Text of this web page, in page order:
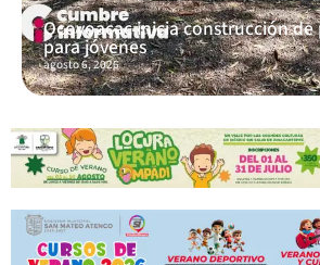
Ocoyoacac inicia construcción
para jóvenes
agosto 6, 2026